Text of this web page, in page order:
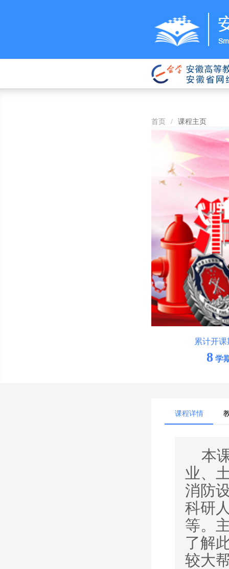
首页 / 课程主页
累计开课
8 学
课程详情
本
业、
消防
科研
等。
了解
较大